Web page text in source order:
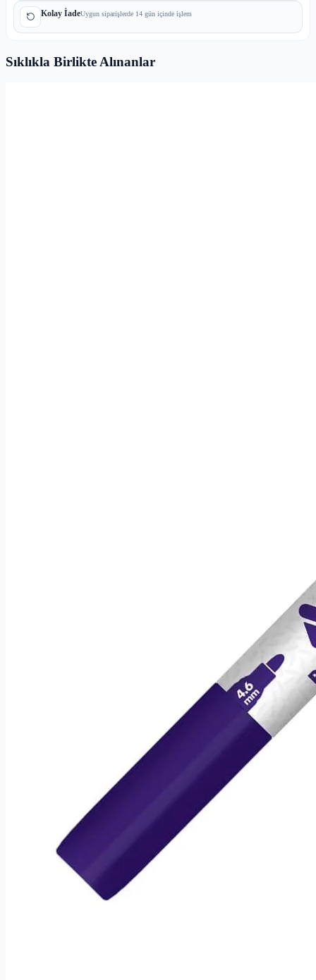
Kolay İadeUygun siparişlerde 14 gün içinde işlem
Sıklıkla Birlikte Alınanlar